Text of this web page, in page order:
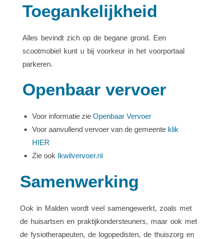
Toegankelijkheid
Alles bevindt zich op de begane grond. Een
scootmobiel kunt u bij voorkeur in het voorportaal
parkeren.
Openbaar vervoer
Voor informatie zieOpenbaar Vervoer
Voor aanvullend vervoer van de gemeente klik
HIER
Zie ook Ikwilvervoer.nl
Samenwerking
Ook in Malden wordt veel samengewerkt, zoals met
de huisartsen en praktijkondersteuners, maar ook met
de fysiotherapeuten, de logopedisten, de thuiszorg en